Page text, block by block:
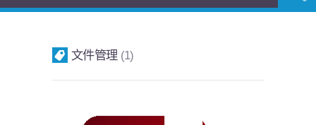
文件管理 1